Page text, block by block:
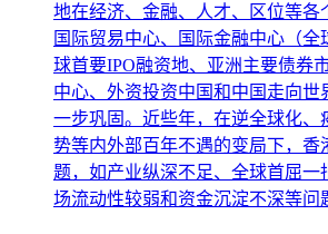
地在经济、金融、人才、区位等各
国际贸易中心、国际金融中心（
球首要IPO融资地、亚洲主要债券
中心、外资投资中国和中国走向世
一步巩固。近些年，在逆全球化、
势等内外部百年不遇的变局下，香
题，如产业纵深不足、全球首屈一
场流动性较弱和资金沉淀不深等问